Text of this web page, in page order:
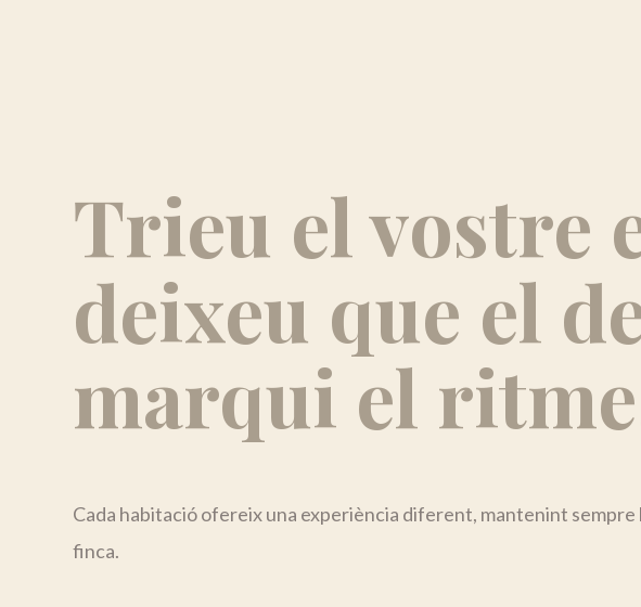
Trieu el vostre
deixeu que el
marqui el
Cada habitació ofereix una experiència diferent, mantenint sempre
finca.